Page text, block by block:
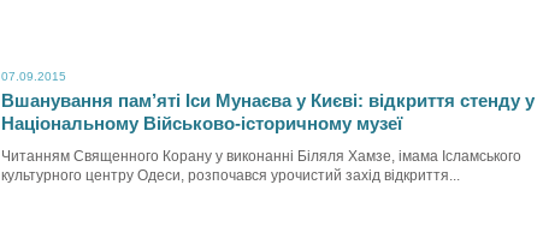
07.09.2015
Вшанування пам’яті Іси Мунаєва у Києві: відкриття стенду у
Національному Військово-історичному музеї
Читанням Священного Корану у виконанні Біляля Хамзе, імама Ісламського
культурного центру Одеси, розпочався урочистий захід відкриття...